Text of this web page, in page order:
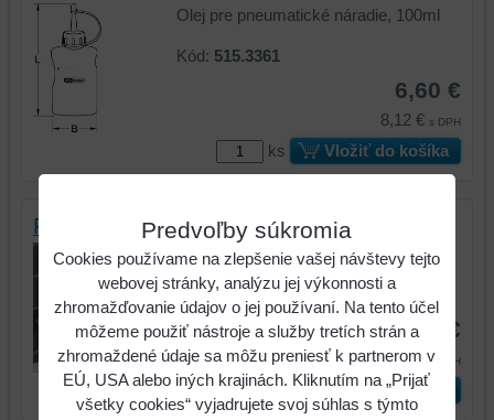
Olej pre pneumatické náradie, 100ml
Kód: 515.3361
6,60 €
8,12 € s DPH
ks Vložiť do košíka
Presný olejový kolík, 140mm
Presný olejový kolík, 140mm
Kód:550.1035
9,87 €
12,14 €s DPH
ks Vložiť do košíka
Predvoľby súkromia
Cookies používame na zlepšenie vašej návštevy tejto
webovej stránky, analýzu jej výkonnosti a
zhromažďovanie údajov o jej používaní. Na tento účel
môžeme použiť nástroje a služby tretích strán a
zhromaždené údaje sa môžu preniesť k partnerom v
EÚ, USA alebo iných krajinách. Kliknutím na „Prijať
všetky cookies“ vyjadrujete svoj súhlas s týmto